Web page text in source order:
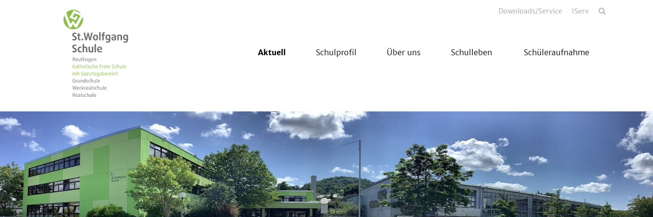
Downloads/Service IServ
Aktuell Schulprofil Über uns Schulleben Schüleraufnahme